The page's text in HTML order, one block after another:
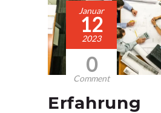
Januar
12
2023
0
Comment
Erfahrung